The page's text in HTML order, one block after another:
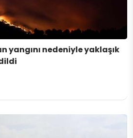
yangını nedeniyle yaklaşık